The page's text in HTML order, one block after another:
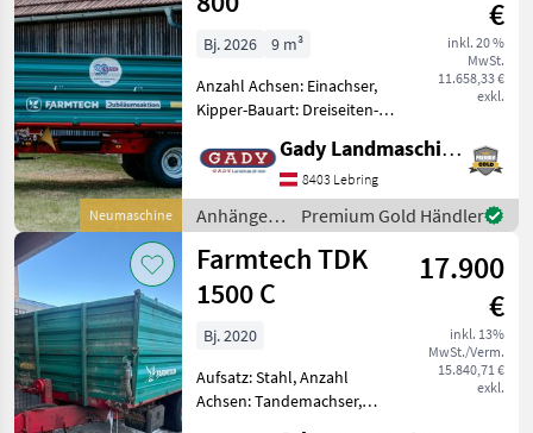
AKTUELLER
PFAD
Farmtech
Ultrafex
1200
KATEGORIE
WÄHLEN
Landtechnik
Sonstiges
3
MARKTPLATZ
Marktplatz Händlerangebote Kleinanzeigen
Zurücksetzen
122
Ergebnisse
anzeigen
Neumaschine
€
inkl. 20 %
MwSt.
11.658,33 €
exkl.
Bj. 2026
9 m³
Anzahl Achsen: Einachser,
Kipper-Bauart: Dreiseiten-
Druckluftbremse !!90 Jahre
Gady Jubiläum!!
Ausstattung: -
Bordwandhöhe
500+500mm - Brückenmaße
Gady Landmaschinen GmbH
8403 Lebring
Anhänger /
Farmtech
Premium Gold Händler
Farmtech TDK
1500 C
17.900
€
inkl. 13%
MwSt./Verm.
15.840,71 €
exkl.
Bj. 2020
Aufsatz: Stahl, Anzahl
Achsen: Tandemachser,